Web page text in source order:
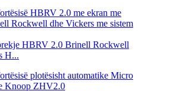
HBRV 2.0 Brinell Rockwell
H...